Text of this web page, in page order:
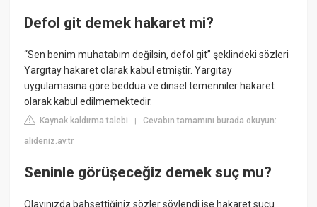
Defol git demek hakaret mi?
“Sen benim muhatabım değilsin, defol git” şeklindeki sözleri
Yargıtay hakaret olarak kabul etmiştir. Yargıtay
uygulamasına göre beddua ve dinsel temenniler hakaret
olarak kabul edilmemektedir.
Kaynak kaldırma talebi |Cevabın tamamını burada okuyun:
alideniz.av.tr
Seninle görüşeceğiz demek suç mu?
Olayınızda bahsettiğiniz sözler söylendi ise hakaret suçu